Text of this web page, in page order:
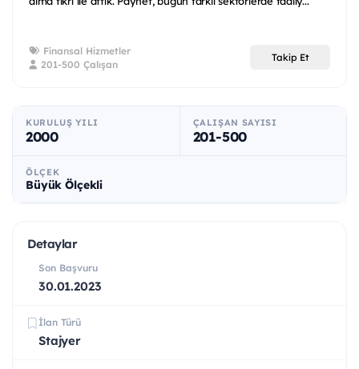
Finansal Hizmetler
201-500 Çalışan
Takip Et
KURULUŞ YILI
2000
ÇALIŞAN SAYISI
201-500
ÖLÇEK
Büyük Ölçekli
Detaylar
Son Başvuru
30.01.2023
İlan Türü
Stajyer